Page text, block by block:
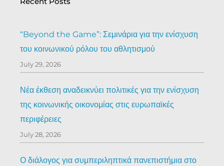
“Beyond the Game”: Σεμινάρια για την ενίσχυση
του κοινωνικού ρόλου του αθλητισμού
July 29, 2026
Νέα έκθεση αναδεικνύει πολιτικές για την ενίσχυση
της κοινωνικής οικονομίας στις ευρωπαϊκές
περιφέρειες
July 28, 2026
Ο διάλογος για συμπεριληπτικά πανεπιστήμια στο